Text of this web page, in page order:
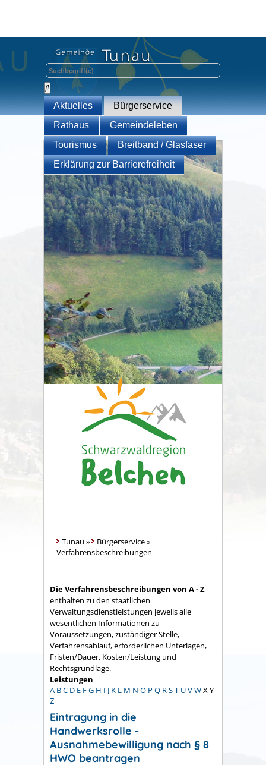
Aktuelles
Bürgerservice
Rathaus
Gemeindeleben
Tourismus
Breitband / Glasfaser
Erklärung zur Barrierefreiheit
Tunau » Bürgerservice»
Verfahrensbeschreibungen
Die Verfahrensbeschreibungen von A - Z
enthalten zu den staatlichen
Verwaltungsdienstleistungen jeweils alle
wesentlichen Informationen zu
Voraussetzungen, zuständiger Stelle,
Verfahrensablauf, erforderlichen Unterlagen,
Fristen/Dauer, Kosten/Leistung und
Rechtsgrundlage.
Leistungen
A BC D E FG H I J K L M N O P Q RST UVWX Y
Z
Eintragung in die
Handwerksrolle -
Ausnahmebewilligung nach § 8
HWO beantragen